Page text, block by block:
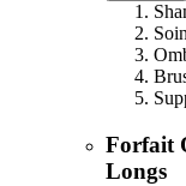
Forfait
Longs